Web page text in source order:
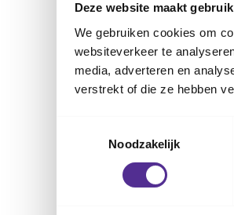
Deze website maakt
We gebruiken cookies om
websiteverkeer te
media, adverteren en
verstrekt of die ze hebben
Noodzakelijk
kind?
Als je kind
vanzelf over. Je
op blote voeten
Lees watgoede
Heeft je kind